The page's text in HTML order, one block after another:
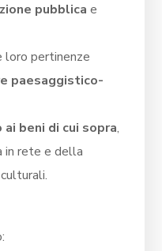
pubblicae
loro pertinenze
paesaggistico-
beni di cui sopra,
in rete e della